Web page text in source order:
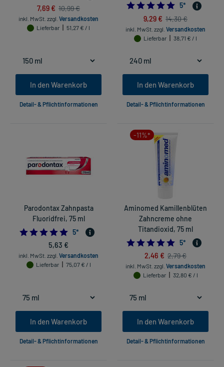
7,69 € 10,99 €
inkl. MwSt. zzgl. Versandkosten
Lieferbar
51,27 € / l
In den Warenkorb
Detail- & Pflichtinformationen
5.0
5*
9,29 € 14,30 €
inkl. MwSt. zzgl. Versandkosten
Lieferbar
38,71 € / l
In den Warenkorb
Detail- & Pflichtinformationen
Parodontax Zahnpasta
Fluoridfrei, 75 ml
5.0
5*
5,63 €
inkl. MwSt. zzgl. Versandkosten
Lieferbar
75,07 € / l
In den Warenkorb
Detail- & Pflichtinformationen
-11%*
Aminomed Kamillenblüten
Zahncreme ohne
Titandioxid, 75 ml
4.8
5*
2,46 € 2,79 €
inkl. MwSt. zzgl. Versandkosten
Lieferbar
32,80 € / l
In den Warenkorb
Detail- & Pflichtinformationen